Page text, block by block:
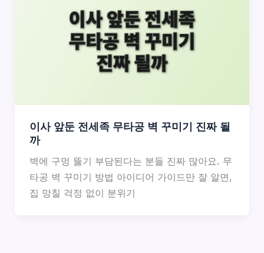
이사 앞둔 전세족 무타공 벽 꾸미기 진짜 될
까
벽에 구멍 뚫기 부담된다는 분들 진짜 많아요. 무
타공 벽 꾸미기 방법 아이디어 가이드만 잘 알면,
집 망칠 걱정 없이 분위기